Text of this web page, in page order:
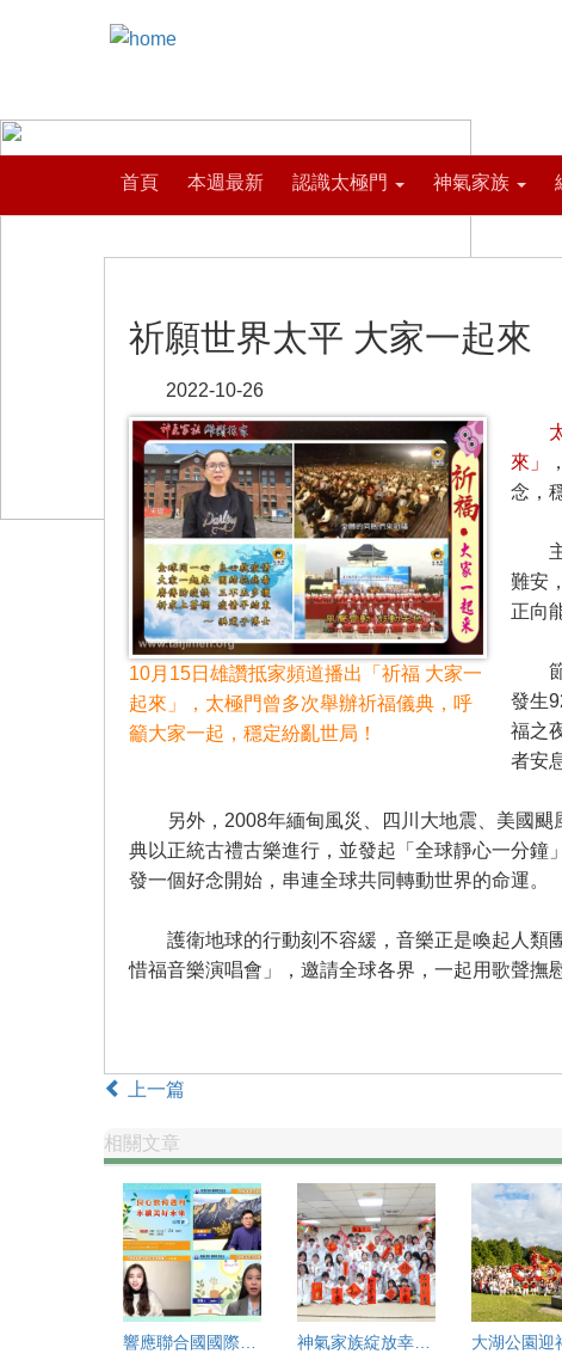
首頁 本週最新 認識太極門 神氣家族
祈願世界太平 大家一起來
2022-10-26
10月15日雄讚抵家頻道播出「祈福 大家一
起來」，太極門曾多次舉辦祈福儀典，呼
籲大家一起，穩定紛亂世局！
來」
念，
主
難安
正向
節
發生
福之
者安
另外，2008年緬甸風災、四川大地震、美國颶
典以正統古禮古樂進行，並發起「全球靜心一分鐘
發一個好念開始，串連全球共同轉動世界的命運。
護衛地球的行動刻不容緩，音樂正是喚起人類
惜福音樂演唱會」，邀請全球各界，一起用歌聲撫
上一篇
相關文章
神氣家族綻放幸福光芒